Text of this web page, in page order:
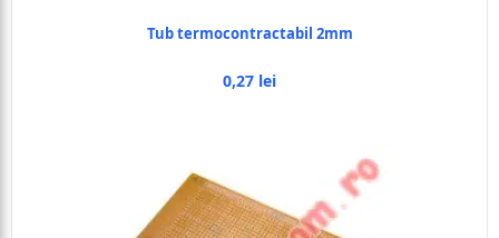
Tub termocontractabil 2mm
0,27 lei